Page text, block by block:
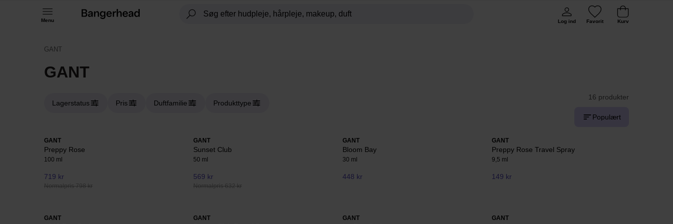
Menu Log ind Favorit Kurv
GANT
GANT
Lagerstatus Pris Duftfamilie Produkttype
16 produkter
Populært
GANT
Preppy Rose
100 ml
719 kr
Normalpris 798 kr
GANT
Sunset Club
50 ml
569 kr
Normalpris 632 kr
GANT
Bloom Bay
30 ml
448 kr
GANT
Preppy Rose Travel Spray
9,5 ml
149 kr
GANT GANT GANT GANT